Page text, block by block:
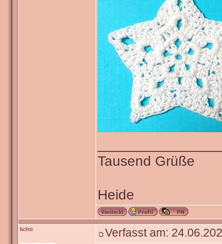
Tausend Grüße
Heide
lichti Verfasst am: